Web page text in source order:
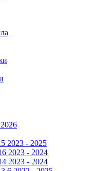
2023 - 2025
2023 - 2024
2023 - 2024